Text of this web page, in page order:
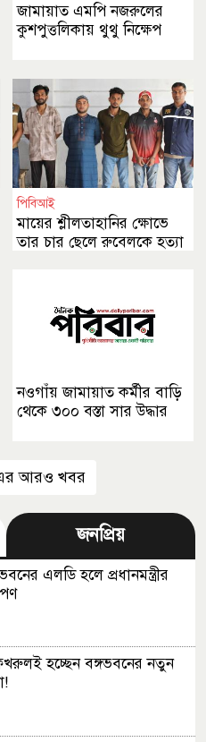
জামায়াত এমপি নজরুলের
কুশপুত্তলিকায় থুথু নিক্ষেপ
পিবিআই
মায়ের শ্লীলতাহানির ক্ষোভে
তার চার ছেলে রুবেলকে হত্যা
নওগাঁয় জামায়াত কর্মীর বাড়ি
থেকে ৩০০ বস্তা সার উদ্ধার
এর আরও খবর
জনপ্রিয়
এলডি হলে প্রধানমন্ত্রীর
হচ্ছেন বঙ্গভবনের নতুন